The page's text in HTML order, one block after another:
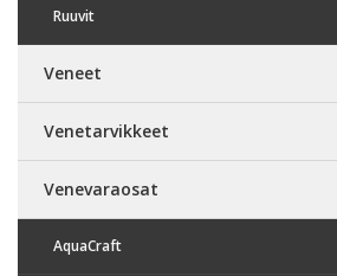
Ruuvit
Veneet
Venetarvikkeet
Venevaraosat
AquaCraft